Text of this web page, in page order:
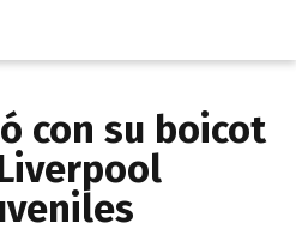
con su boicot